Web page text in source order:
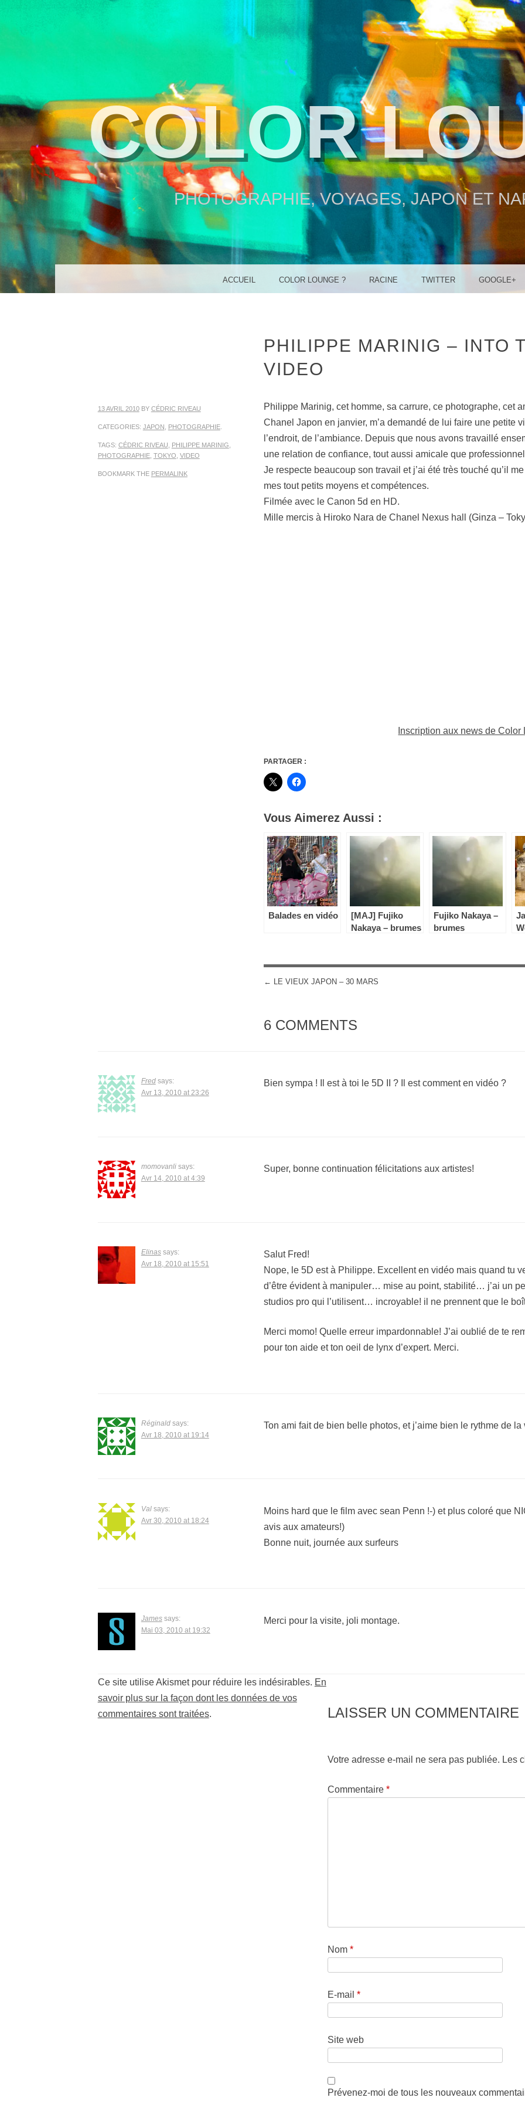
COLOR
PHOTOGRAPHIE, VOYAGES, JAPON ET
ACCUEIL COLOR LOUNGE ? RACINE TWITTER GOOGLE+
PHILIPPE MARINIG – INTO
VIDEO
13 AVRIL 2010BY CÉDRIC RIVEAU
CATEGORIES: JAPON PHOTOGRAPHIE.
TAGS: CÉDRIC RIVEAU PHILIPPE MARINIG
PHOTOGRAPHIE, TOKYO VIDEO
BOOKMARK THE PERMALINK
Philippe Marinig, cet homme, sa carrure, ce photographe, cet
Chanel Japon en janvier, m’a demandé de lui faire une petite
l’endroit, de l’ambiance. Depuis que nous avons travaillé
une relation de confiance, tout aussi amicale que
Je respecte beaucoup son travail et j’ai été très touché qu’il
mes tout petits moyens et compétences.
Filmée avec le Canon 5d en HD.
Mille mercis à Hiroko Nara de Chanel Nexus hall (Ginza –
Inscription aux news de Color
PARTAGER :
Vous Aimerez Aussi :
Balades en vidéo
[MAJ] Fujiko
Nakaya – brumes
Fujiko Nakaya –
brumes
POST NAVIGATION
← LE VIEUX JAPON – 30 MARS
6 COMMENTS
Fred says:
Avr 13, 2010 at 23:26
Bien sympa ! Il est à toi le 5D II ? Il est comment en vidéo ?
momovanli says:
Avr 14, 2010 at 4:39
Super, bonne continuation félicitations aux artistes!
Elinas says:
Avr 18, 2010 at 15:51
Salut Fred!
Nope, le 5D est à Philippe. Excellent en vidéo mais quand tu
d’être évident à manipuler… mise au point, stabilité… j’ai un
studios pro qui l’utilisent… incroyable! il ne prennent que le
Merci momo! Quelle erreur impardonnable! J’ai oublié de te
pour ton aide et ton oeil de lynx d’expert. Merci.
Réginald says:
Avr 18, 2010 at 19:14
Ton ami fait de bien belle photos, et j’aime bien le rythme de la
Val says:
Avr 30, 2010 at 18:24
Moins hard que le film avec sean Penn !-) et plus coloré que
avis aux amateurs!)
Bonne nuit, journée aux surfeurs
James says:
Mai 03, 2010 at 19:32
Merci pour la visite, joli montage.
LAISSER UN COMMENTAIRE
Votre adresse e-mail ne sera pas publiée. Les
Commentaire*
Nom*
E-mail*
Site web
Prévenez-moi de tous les nouveaux
Ce site utilise Akismet pour réduire les indésirables. En
savoir plus sur la façon dont les données de vos
commentaires sont traitées.